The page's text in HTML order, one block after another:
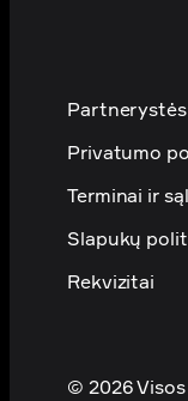
© 2026
Privatumo
Terminai ir
Slapukų
Rekvizitai